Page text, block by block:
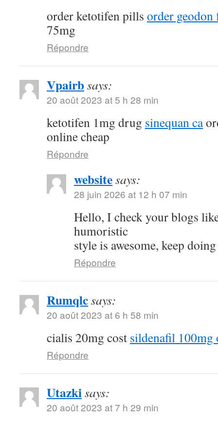
order ketotifen pills order geodon
75mg
Répondre
Vpairbsays:
20 août 2023 at 5 h 28 min
ketotifen 1mg drug sinequan ca
online cheap
Répondre
websitesays:
28 juin 2026 at 12 h 07 min
Hello, I check your blogs
humoristic
style is awesome, keep
Répondre
Rumqlcsays:
20 août 2023 at 6 h 58 min
cialis 20mg cost sildenafil 100mg
Répondre
Utazkisays:
20 août 2023 at 7 h 29 min